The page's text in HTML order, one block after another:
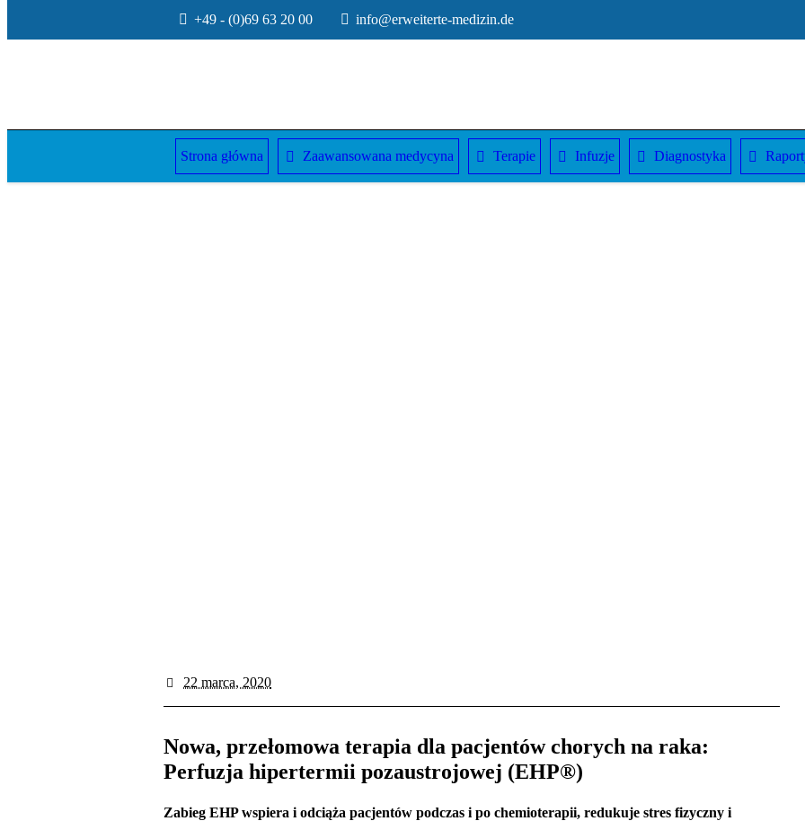
+49 - (0)69 63 20 00 info@erweiterte-medizin.de
Strona główna Zaawansowana medycyna Terapie Infuzje Diagnostyka
22 marca, 2020
Nowa, przełomowa terapia dla pacjentów chorych na raka:
Perfuzja hipertermii pozaustrojowej (EHP®)
Zabieg EHP wspiera i odciąża pacjentów podczas i po chemioterapii, redukuje stres fizyczny i